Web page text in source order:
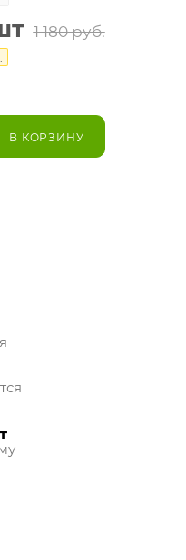
1 180руб.
В КОРЗИНУ